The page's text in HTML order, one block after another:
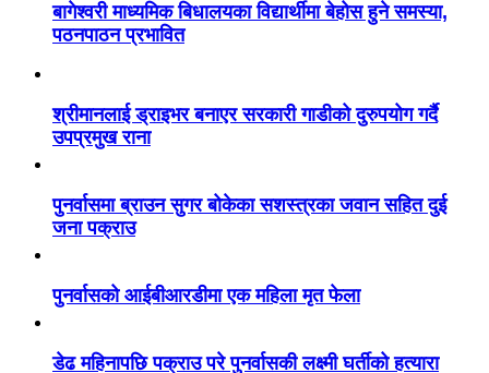
बागेश्वरी माध्यमिक बिधालयका विद्यार्थीमा बेहोस हुने समस्या,
पठनपाठन प्रभावित
श्रीमानलाई ड्राइभर बनाएर सरकारी गाडीको दुरुपयोग गर्दै
उपप्रमुख राना
पुनर्वासमा ब्राउन सुगर बोकेका सशस्त्रका जवान सहित दुई
जना पक्राउ
पुनर्वासको आईबीआरडीमा एक महिला मृत फेला
डेढ महिनापछि पक्राउ परे पुनर्वासकी लक्ष्मी घर्तीको हत्यारा